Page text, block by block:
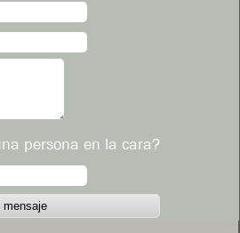
persona en la cara?